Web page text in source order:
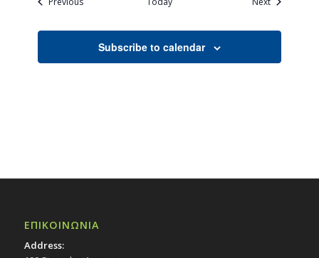
Subscribe to calendar
ΕΠΙΚΟΙΝΩΝΙΑ
Address: